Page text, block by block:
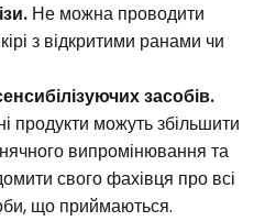
Не можна проводити
з відкритими ранами чи
засобів.
продукти можуть збільшити
випромінювання та
свого фахівця про всі
що приймаються.